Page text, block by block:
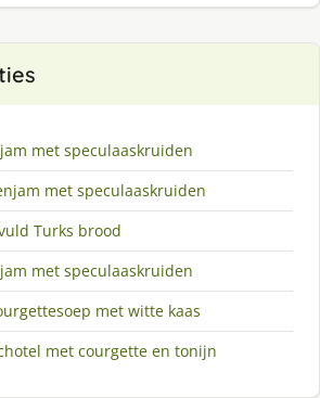
met speculaaskruiden
met speculaaskruiden
Turks brood
met speculaaskruiden
met witte kaas
met courgette en tonijn